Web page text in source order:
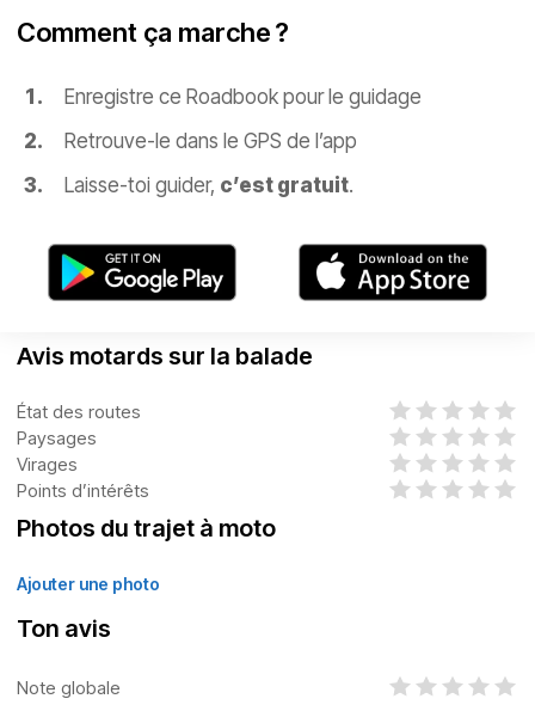
Comment ça marche ?
Enregistre ce Roadbook pour le guidage
Retrouve-le dans le GPS de l’app
Laisse-toi guider, c’est gratuit.
Avis motards sur la balade
État des routes
Paysages
Virages
Points d’intérêts
Photos du trajet à moto
Ajouter une photo
Ton avis
Note globale